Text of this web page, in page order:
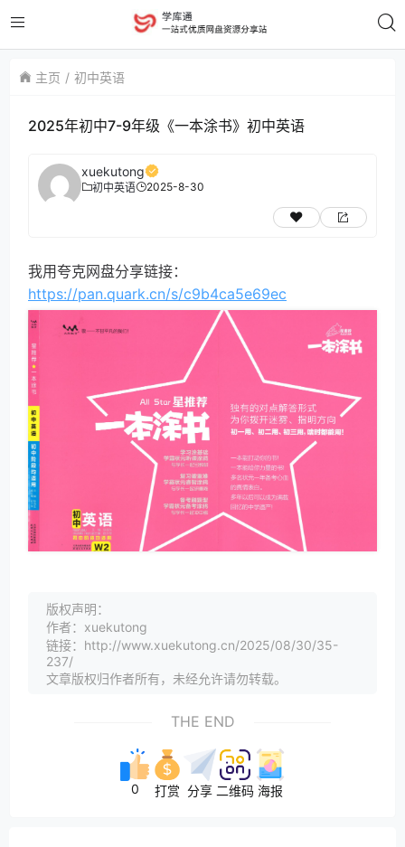
主页 初中英语
2025年初中7-9年级《一本涂书》初中英语
xuekutong
初中英语 2025-8-30
我用夸克网盘分享链接：
https://pan.quark.cn/s/c9b4ca5e69ec
版权声明：
作者：xuekutong
链接：http://www.xuekutong.cn/2025/08/30/35-
237/
文章版权归作者所有，未经允许请勿转载。
THE END
0 打赏 分享 二维码 海报